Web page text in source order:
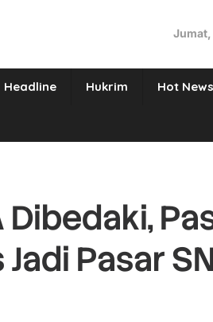
Headline Hukrim Hot News
Pasar